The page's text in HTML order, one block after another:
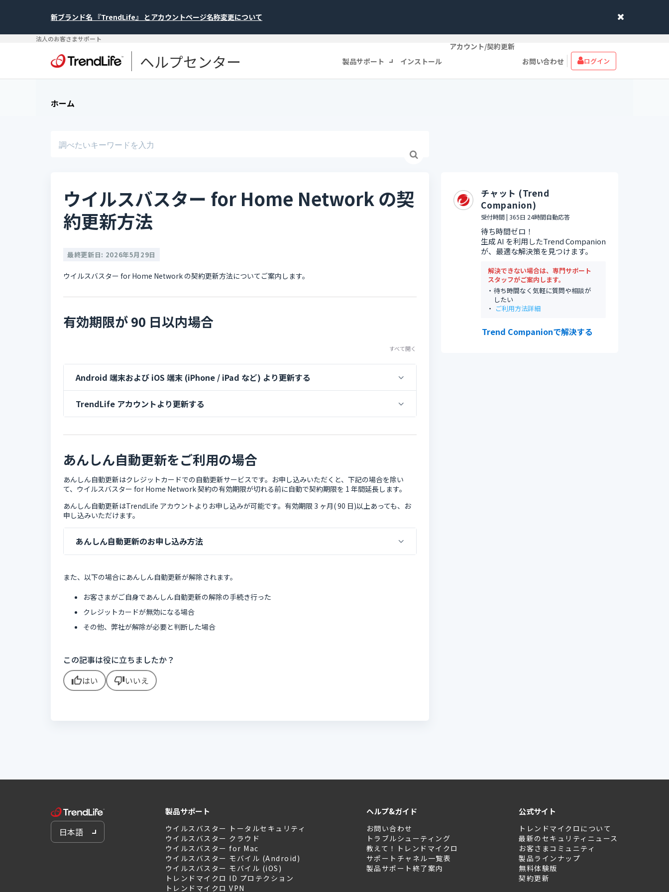
新ブランド名 『TrendLife』 とアカウントページ名称変更について
法人のお客さまサポート
ヘルプセンター 製品サポート インストール
アカウント/契約更新
お問い合わせ
ログイン
ホーム
ウイルスバスター for Home Network の契
約更新方法
最終更新日: 2026年5月29日
ウイルスバスター for Home Network の契約更新方法についてご案内します。
有効期限が 90 日以内場合
すべて開く
Android 端末および iOS 端末 (iPhone / iPad など) より更新する
TrendLife アカウントより更新する
あんしん自動更新をご利用の場合
あんしん自動更新はクレジットカードでの自動更新サービスです。お申し込みいただくと、下記の場合を除い
て、ウイルスバスター for Home Network 契約の有効期限が切れる前に自動で契約期限を 1 年間延長します。
あんしん自動更新はTrendLife アカウントよりお申し込みが可能です。有効期限 3 ヶ月( 90 日)以上あっても、お
申し込みいただけます。
あんしん自動更新のお申し込み方法
また、以下の場合にあんしん自動更新が解除されます。
お客さまがご自身であんしん自動更新の解除の手続き行った
クレジットカードが無効になる場合
その他、弊社が解除が必要と判断した場合
この記事は役に立ちましたか？
thumb_upはい thumb_downいいえ
チャット (Trend
Companion)
受付時間 | 365日 24時間自動応答
待ち時間ゼロ！
生成 AI を利用したTrend Companion
が、最適な解決策を見つけます。
解決できない場合は、専門サポート
スタッフがご案内します。
待ち時間なく気軽に質問や相談が
したい
ご利用方法詳細
Trend Companionで解決する
日本語
製品サポート
ウイルスバスター トータルセキュリティ
ウイルスバスター クラウド
ウイルスバスター for Mac
ウイルスバスター モバイル (Android)
ウイルスバスター モバイル (iOS)
トレンドマイクロ ID プロテクション
トレンドマイクロ VPN
ヘルプ&ガイド
お問い合わせ
トラブルシューティング
教えて！トレンドマイクロ
サポートチャネル一覧表
製品サポート終了案内
公式サイト
トレンドマイクロについて
最新のセキュリティニュース
お客さまコミュニティ
製品ラインナップ
無料体験版
契約更新